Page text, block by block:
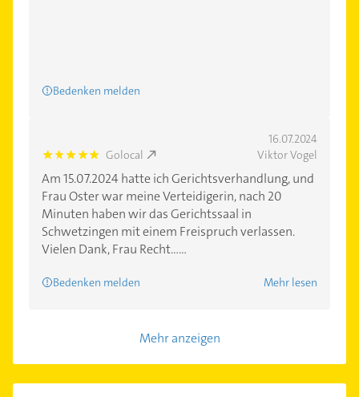
Bedenken melden
16.07.2024
5.0 Golocal Viktor Vogel
Am 15.07.2024 hatte ich Gerichtsverhandlung, und
Frau Oster war meine Verteidigerin, nach 20
Minuten haben wir das Gerichtssaal in
Schwetzingen mit einem Freispruch verlassen.
Vielen Dank, Frau Recht......
Bedenken melden Mehr lesen
Mehr anzeigen